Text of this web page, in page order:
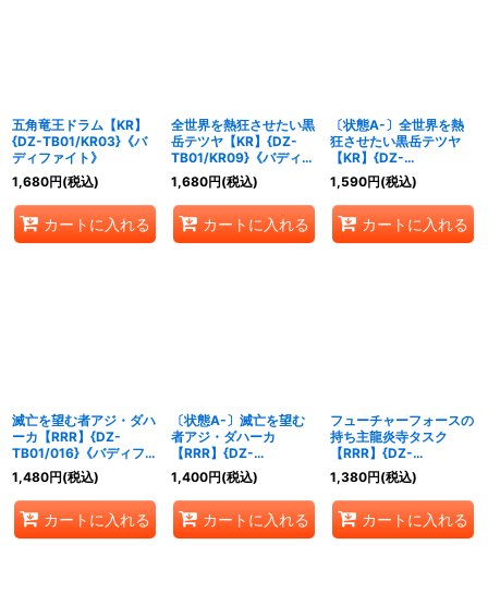
五角竜王ドラム【KR】
{DZ-TB01/KR03}《バ
ディファイト》
1,680円(税込)
カートに入れる
全世界を熱狂させたい黒
岳テツヤ【KR】{DZ-
TB01/KR09}《バディフ
ァイト》
1,680円(税込)
カートに入れる
〔状態A-〕全世界を熱
狂させたい黒岳テツヤ
【KR】{DZ-
TB01/KR09}《バディフ
ァイト》
1,590円(税込)
カートに入れる
滅亡を望む者アジ・ダハ
ーカ【RRR】{DZ-
TB01/016}《バディファ
イト》
1,480円(税込)
カートに入れる
〔状態A-〕滅亡を望む
者アジ・ダハーカ
【RRR】{DZ-
TB01/016}《バディファ
イト》
1,400円(税込)
カートに入れる
フューチャーフォースの
持ち主龍炎寺タスク
【RRR】{DZ-
TB01/002}《バディフ
ァイト》
1,380円(税込)
カートに入れる